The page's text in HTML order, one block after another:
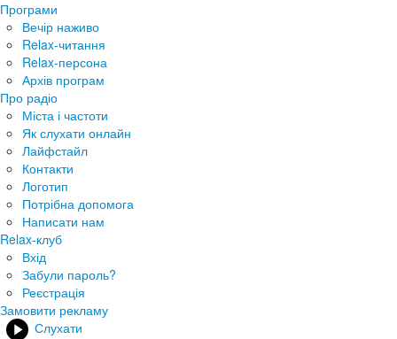
Програми
Вечір наживо
Relax-читання
Relax-персона
Архів програм
Про радіо
Міста і частоти
Як слухати онлайн
Лайфстайл
Контакти
Логотип
Потрібна допомога
Написати нам
Relax-клуб
Вхід
Забули пароль?
Реєстрація
Замовити рекламу
Слухати